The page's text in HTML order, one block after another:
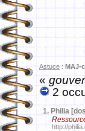
Astuce : MAJ-
«
2
1. Philia
http://